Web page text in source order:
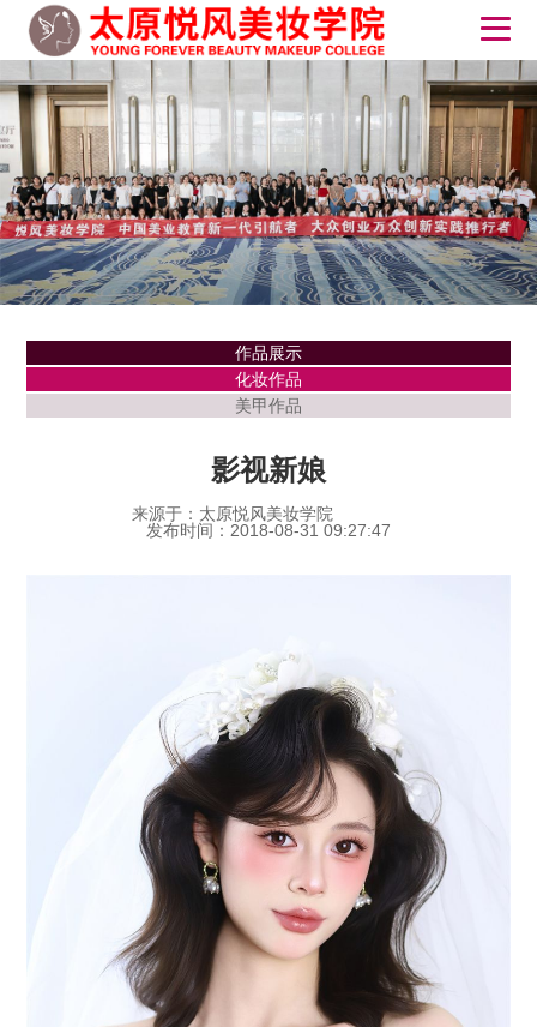
作品展示
化妆作品
美甲作品
影视新娘
来源于：太原悦风美妆学院
发布时间：2018-08-31 09:27:47